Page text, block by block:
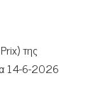
της
14-6-2026